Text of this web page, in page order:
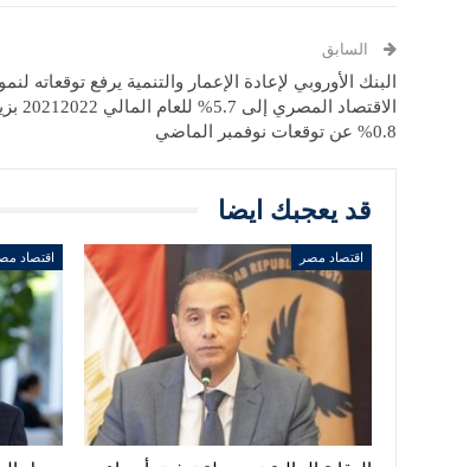
السابق
البنك الأوروبي لإعادة الإعمار والتنمية يرفع توقعاته لنمو
الاقتصاد المصري
0.8% عن توقعات نوفمبر الماضي
قد يعجبك ايضا
اقتصاد مصر اقتصاد